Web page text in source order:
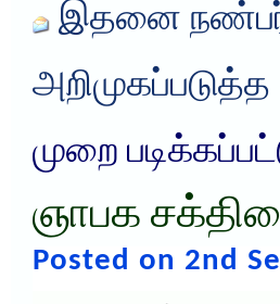
இதனை
அறிமுகப்படுத்த
முறை
ஞாபக
Posted on 2nd